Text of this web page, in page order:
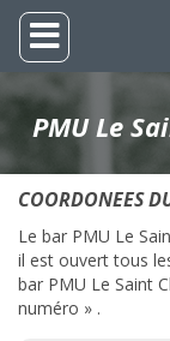
PMU Le
COORDONEES
Le bar PMU Le
il est ouvert tous
bar PMU Le Saint
numéro » .